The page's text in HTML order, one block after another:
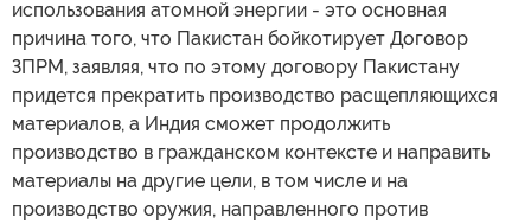
использования атомной энергии - это основная
причина того, что Пакистан бойкотирует Договор
ЗПРМ, заявляя, что по этому договору Пакистану
придется прекратить производство расщепляющихся
материалов, а Индия сможет продолжить
производство в гражданском контексте и направить
материалы на другие цели, в том числе и на
производство оружия, направленного против